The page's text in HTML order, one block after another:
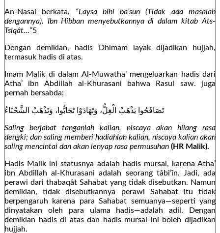
An-Nasai berkata, “Laysa bihi ba’sun (Tidak ada masalah
dengannya). Ibn Hibban menyebutkannya di dalam kitab Ats-
Tsiqât…”5
Dengan demikian, hadis Dhimam layak dijadikan hujjah,
termasuk hadis di atas.
Imam Malik di dalam Al-Muwatha’ mengeluarkan hadis dari
Atha’ ibn Abdillah al-Khurasani bahwa Rasul saw. juga
pernah bersabda:
تَصَافَحُوا يَذْهَبْ الْغِلُّ، وَتَهَادَوْا تَحَابُّوا، وَتَذْهَبْ الشَّحْنَاءُ
Saling berjabat tanganlah kalian, niscaya akan hilang rasa
dengki; dan saling memberi hadiahlah kalian, niscaya kalian akan
saling mencintai dan akan lenyap rasa permusuhan (HR Malik).
Hadis Malik ini statusnya adalah hadis mursal, karena Atha’
ibn Abdillah al-Khurasani adalah seorang tâbi’în. Jadi, ada
perawi dari thabaqât Sahabat yang tidak disebutkan. Namun
demikian, tidak disebutkannya perawi Sahabat itu tidak
berpengaruh karena para Sahabat semuanya—seperti yang
dinyatakan oleh para ulama hadis—adalah adil. Dengan
demikian hadis di atas dan hadis mursal ini boleh dijadikan
hujjah.